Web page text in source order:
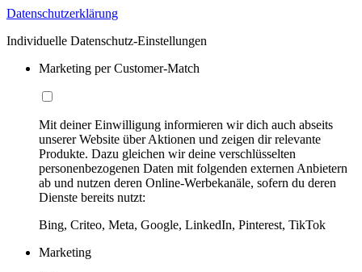
Datenschutzerklärung
Individuelle Datenschutz-Einstellungen
Marketing per Customer-Match
Mit deiner Einwilligung informieren wir dich auch abseits
unserer Website über Aktionen und zeigen dir relevante
Produkte. Dazu gleichen wir deine verschlüsselten
personenbezogenen Daten mit folgenden externen Anbietern
ab und nutzen deren Online-Werbekanäle, sofern du deren
Dienste bereits nutzt:
Bing, Criteo, Meta, Google, LinkedIn, Pinterest, TikTok
Marketing